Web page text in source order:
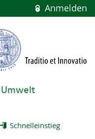
Anmelden
Schnelleinstieg